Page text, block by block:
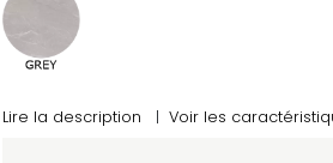
Lire la description | Voir les